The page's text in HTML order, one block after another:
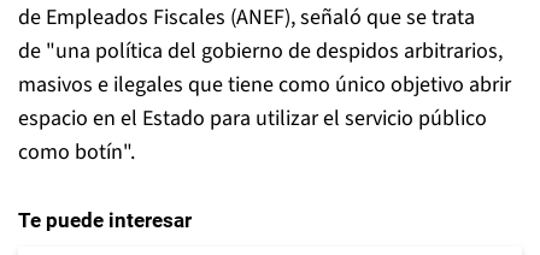
de Empleados Fiscales (ANEF), señaló que se trata
de "una política del gobierno de despidos arbitrarios,
masivos e ilegales que tiene como único objetivo abrir
espacio en el Estado para utilizar el servicio público
como botín".
Te puede interesar